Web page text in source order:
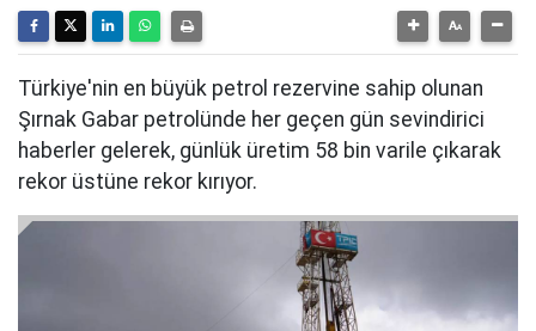
Türkiye'nin en büyük petrol rezervine sahip olunan
Şırnak Gabar petrolünde her geçen gün sevindirici
haberler gelerek, günlük üretim 58 bin varile çıkarak
rekor üstüne rekor kırıyor.